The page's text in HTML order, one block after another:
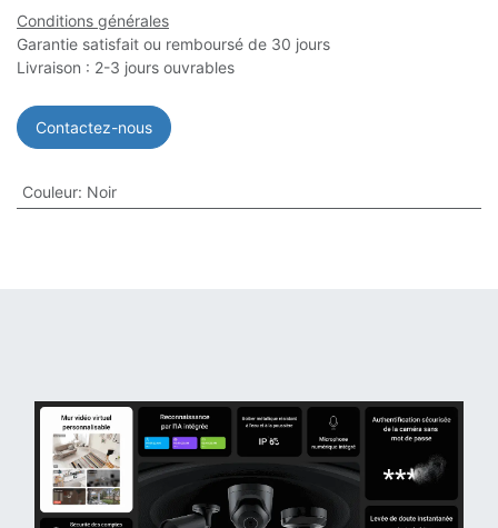
Conditions générales
Garantie satisfait ou remboursé de 30 jours
Livraison : 2-3 jours ouvrables
Contactez-nous
Couleur: Noir